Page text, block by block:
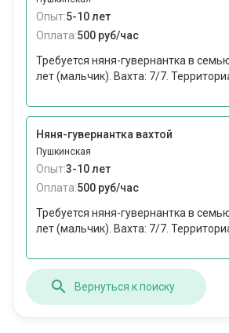
Опыт:5-10 лет
Оплата:500 руб/час
Требуется няня-гувернантка в
лет (мальчик). Вахта: 7/7.
Няня-гувернантка вахтой
Пушкинская
Опыт:3-10 лет
Оплата:500 руб/час
Требуется няня-гувернантка в
лет (мальчик). Вахта: 7/7.
Вернуться к поиску